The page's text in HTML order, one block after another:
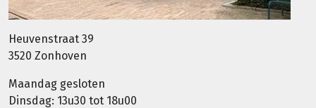
Heuvenstraat 39
3520 Zonhoven
Maandag gesloten
Dinsdag: 13u30 tot 18u00